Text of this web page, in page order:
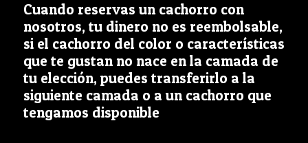
Cuando reservas un cachorro con
nosotros, tu dinero no es reembolsable,
si el cachorro del color o características
que te gustan no nace en la camada de
tu elección, puedes transferirlo a la
siguiente camada o a un cachorro que
tengamos disponible